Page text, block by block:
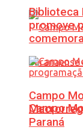
Campo
Biblioteca
promove
Campo
Paraná